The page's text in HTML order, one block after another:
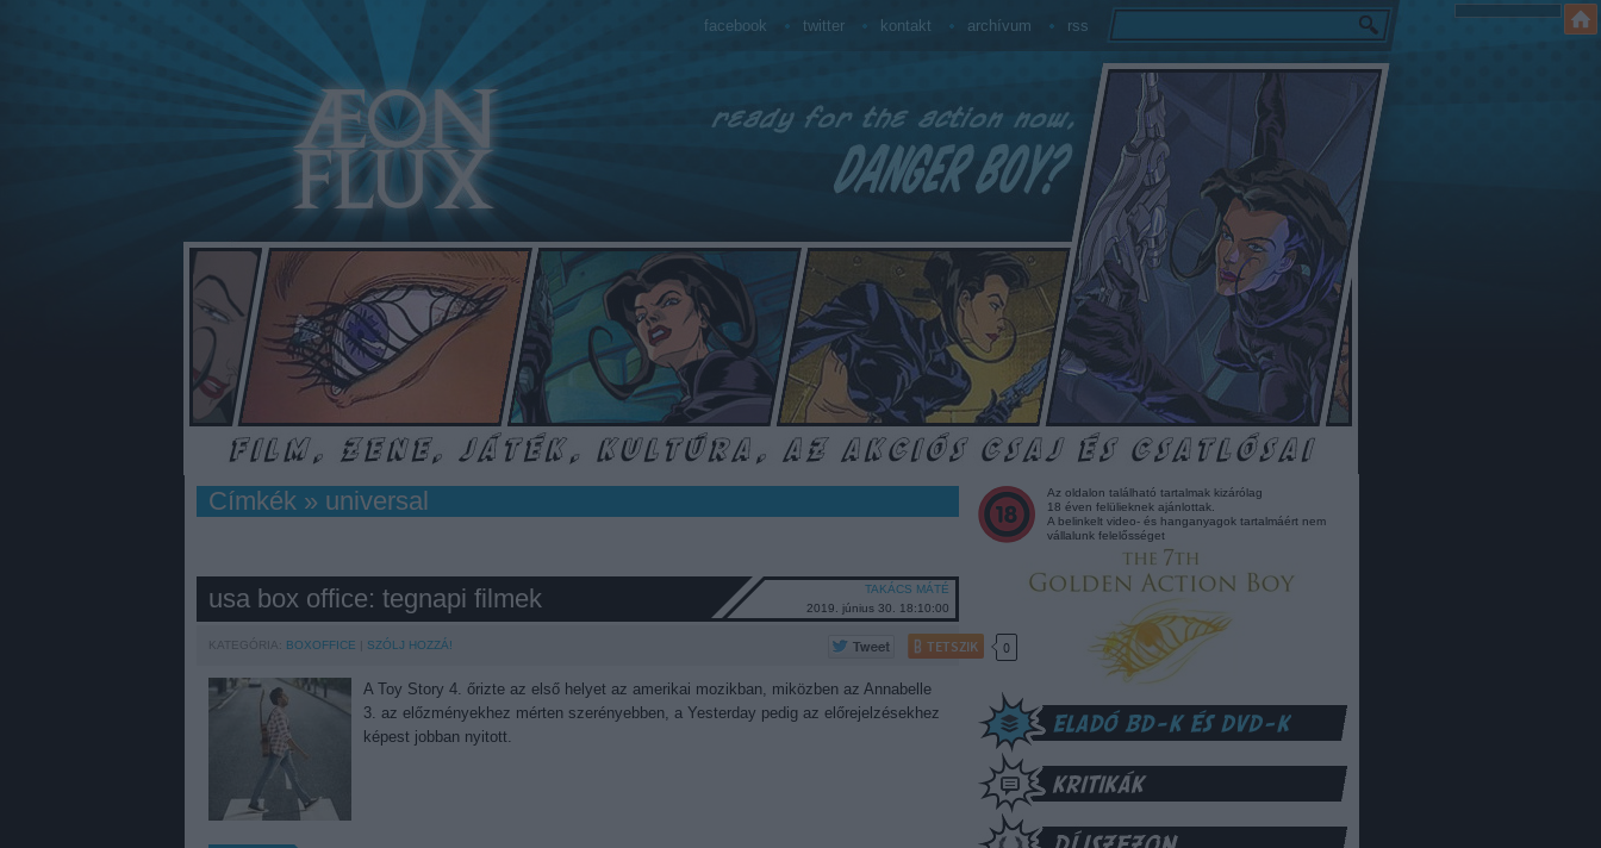
facebook twitter kontakt archívum rss
Címkék» universal
usa box office: tegnapi filmek
TAKÁCS MÁTÉ
2019. június 30. 18:10:00
KATEGÓRIA: BOXOFFICE SZÓLJ HOZZÁ! TETSZIK 0
A Toy Story 4. őrizte az első helyet az amerikai mozikban, miközben az Annabelle
3. az előzményekhez mérten szerényebben, a Yesterday pedig az előrejelzésekhez
képest jobban nyitott.
Az oldalon található tartalmak kizárólag
18 éven felülieknek ajánlottak.
A belinkelt video- és hanganyagok tartalmáért nem
vállalunk felelősséget